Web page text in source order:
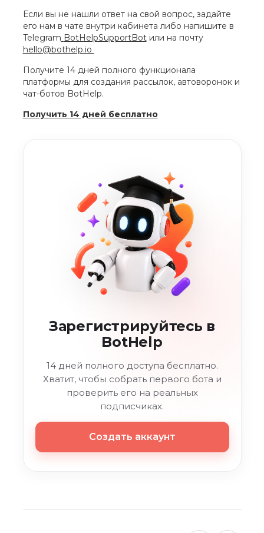
Если вы не нашли ответ на свой вопрос, задайте
его нам в чате внутри кабинета либо напишите в
Telegram BotHelpSupportBotили на почту
hello@bothelp.io
Получите 14 дней полного функционала
платформы для создания рассылок, автоворонок и
чат-ботов BotHelp.
Получить 14 дней бесплатно
Зарегистрируйтесь в
BotHelp
14 дней полного доступа бесплатно.
Хватит, чтобы собрать первого бота и
проверить его на реальных
подписчиках.
Создать аккаунт